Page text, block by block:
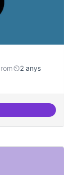
2 anys